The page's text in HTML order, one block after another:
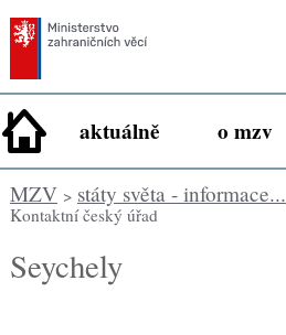
aktuálně o mzv
MZV> státy světa - informace...
Kontaktní český úřad
Seychely